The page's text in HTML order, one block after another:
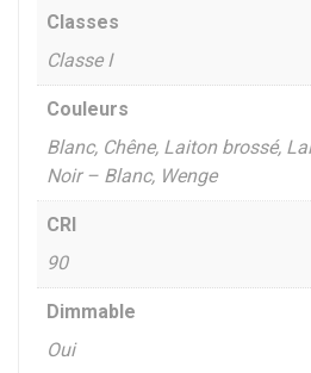
Classes
Classe I
Couleurs
Blanc, Chêne, Laiton brossé,
Noir – Blanc, Wenge
CRI
90
Dimmable
Oui